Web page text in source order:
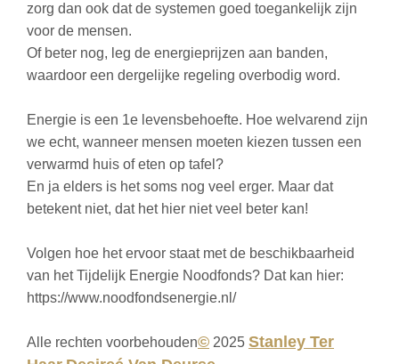
zorg dan ook dat de systemen goed toegankelijk zijn
voor de mensen.
Of beter nog, leg de energieprijzen aan banden,
waardoor een dergelijke regeling overbodig word.
Energie is een 1e levensbehoefte. Hoe welvarend zijn
we echt, wanneer mensen moeten kiezen tussen een
verwarmd huis of eten op tafel?
En ja elders is het soms nog veel erger. Maar dat
betekent niet, dat het hier niet veel beter kan!
Volgen hoe het ervoor staat met de beschikbaarheid
van het Tijdelijk Energie Noodfonds? Dat kan hier:
https://www.noodfondsenergie.nl/
Alle rechten voorbehouden© 2025 Stanley Ter